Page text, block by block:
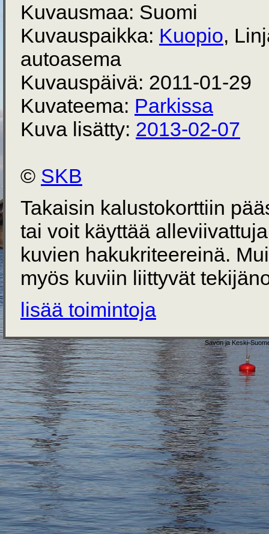
Kuvausmaa: Suomi
Kuvauspaikka: Kuopio,
autoasema
Kuvauspäivä: 2011-01-29
Kuvateema: Parkissa
Kuva lisätty: 2013-02-07
© SKB
Takaisin kalustokorttiin
tai voit käyttää
kuvien hakukriteereinä.
myös kuviin liittyvät
lisää toimintoja
Savon ja Keski-